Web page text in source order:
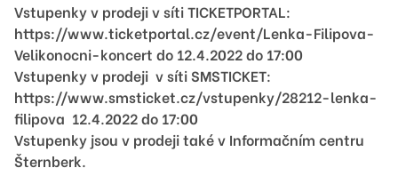
Vstupenky v prodeji v síti TICKETPORTAL:
https://www.ticketportal.cz/event/Lenka-Filipova-
Velikonocni-koncert do 12.4.2022 do 17:00
Vstupenky v prodeji v síti SMSTICKET:
https://www.smsticket.cz/vstupenky/28212-lenka-
filipova 12.4.2022 do 17:00
Vstupenky jsou v prodeji také v Informačním centru
Šternberk.